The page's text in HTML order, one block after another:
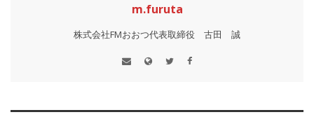
m.furuta
株式会社FMおおつ代表取締役 古田 誠